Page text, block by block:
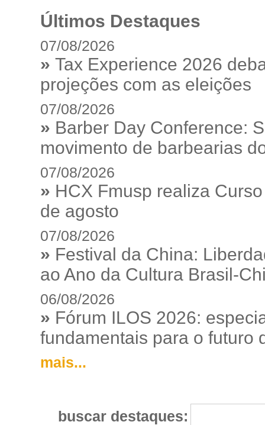
Últimos Destaques
07/08/2026
» Tax Experience 2026
projeções com as eleições
07/08/2026
» Barber Day Conference:
movimento de barbearias
07/08/2026
» HCX Fmusp realiza
de agosto
07/08/2026
» Festival da China:
ao Ano da Cultura Brasil-
06/08/2026
» Fórum ILOS 2026:
fundamentais para o futuro
mais...
buscar destaques: